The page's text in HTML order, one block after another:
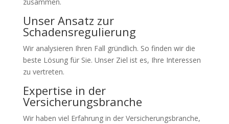
Unser Ansatz zur
Schadensregulierung
Wir analysieren Ihren Fall gründlich. So finden wir die
beste Lösung für Sie. Unser Ziel ist es, Ihre Interessen
zu vertreten.
Expertise in der
Versicherungsbranche
Wir haben viel Erfahrung in der Versicherungsbranche,